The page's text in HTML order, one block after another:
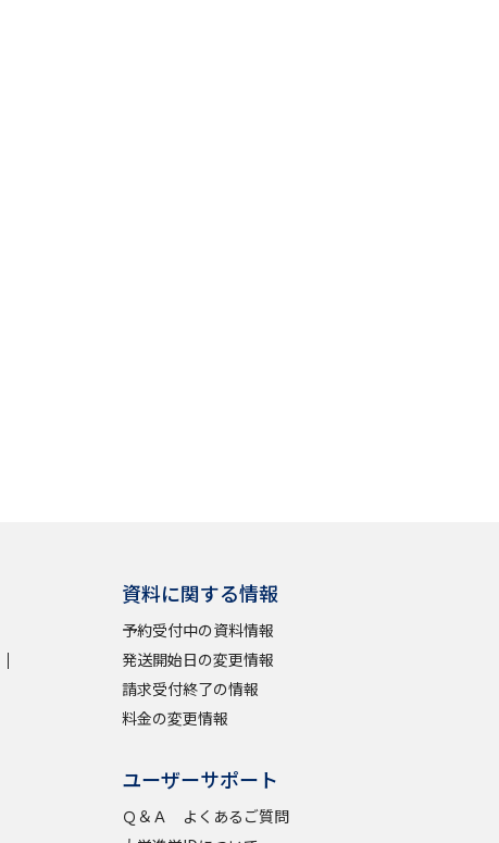
資料に関する情報
予約受付中の資料情報
発送開始日の変更情報
請求受付終了の情報
料金の変更情報
ユーザーサポート
Ｑ＆Ａ よくあるご質問